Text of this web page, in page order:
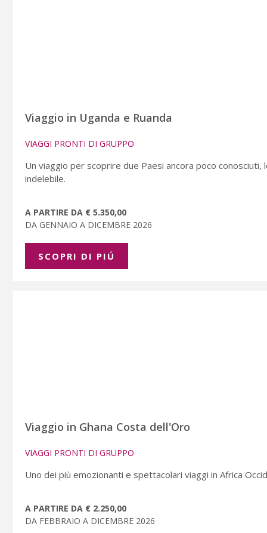
Viaggio in Uganda e Ruanda
VIAGGI PRONTI DI GRUPPO
Un viaggio per scoprire due Paesi ancora poco
indelebile.
A PARTIRE DA € 5.350,00
DA GENNAIO A DICEMBRE 2026
SCOPRI DI PIÚ
Viaggio in Ghana Costa dell'Oro
VIAGGI PRONTI DI GRUPPO
Uno dei più emozionanti e spettacolari viaggi in Africa
A PARTIRE DA € 2.250,00
DA FEBBRAIO A DICEMBRE 2026